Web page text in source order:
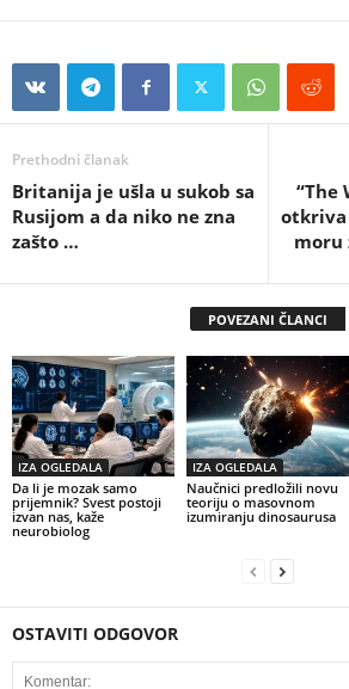
Prethodni članak
Britanija je ušla u sukob sa
Rusijom a da niko ne zna
zašto …
“The
otkriva
moru
POVEZANI ČLANCI
IZA OGLEDALA
Da li je mozak samo
prijemnik? Svest postoji
izvan nas, kaže
neurobiolog
IZA OGLEDALA
Naučnici predložili novu
teoriju o masovnom
izumiranju dinosaurusa
OSTAVITI ODGOVOR